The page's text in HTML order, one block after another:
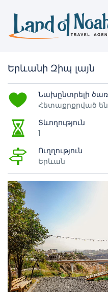
Երևանի Զիպ լայն
Նախընտրելի
Հետաքրքրված
Տևողություն
1
Ուղղություն
Երևան